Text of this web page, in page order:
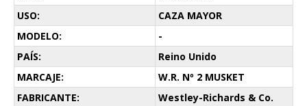
USO:
CAZA MAYOR
MODELO:
-
PAÍS:
Reino Unido
MARCAJE:
W.R. Nº 2 MUSKET
FABRICANTE:
Westley-Richards & Co.